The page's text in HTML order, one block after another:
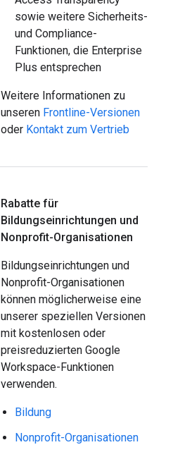
sowie weitere Sicherheits-
und Compliance-
Funktionen, die Enterprise
Plus entsprechen
Weitere Informationen zu
unseren Frontline-Versionen
oder Kontakt zum Vertrieb
Rabatte für
Bildungseinrichtungen und
Nonprofit-Organisationen
Bildungseinrichtungen und
Nonprofit-Organisationen
können möglicherweise eine
unserer speziellen Versionen
mit kostenlosen oder
preisreduzierten Google
Workspace-Funktionen
verwenden.
Bildung
Nonprofit-Organisationen